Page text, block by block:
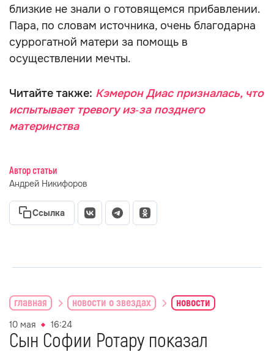
близкие не знали о готовящемся прибавлении.
Пара, по словам источника, очень благодарна
суррогатной матери за помощь в
осуществлении мечты.
Читайте также: Кэмерон Диас призналась, что
испытывает тревогу из‑за позднего
материнства
Автор статьи
Андрей Никифоров
Ссылка
главная новости о звездах новости
10 мая 16:24
Сын Софии Ротару показал